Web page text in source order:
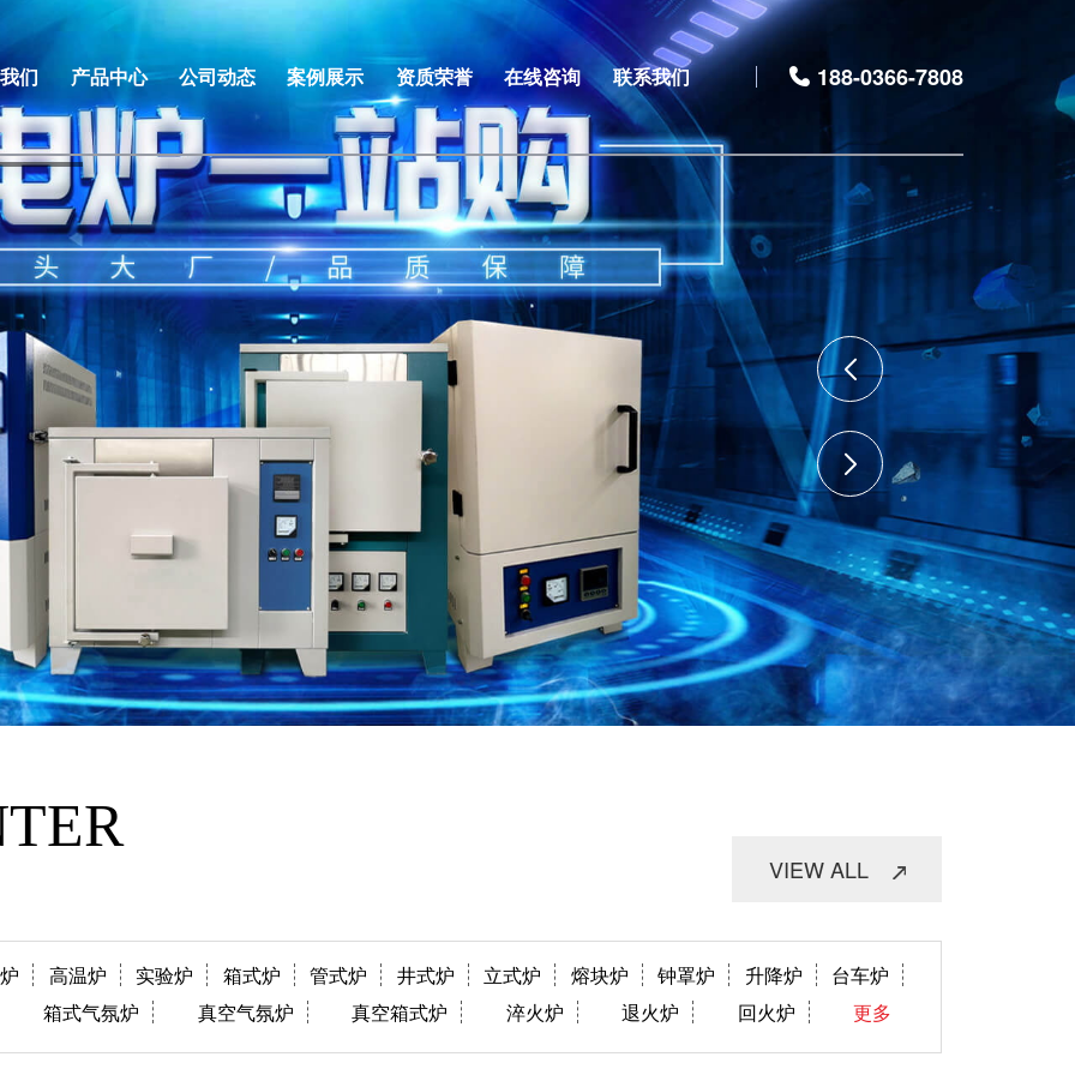
们 产品中心 公司动态 案例展示 资质荣誉 在线咨询 联系我们 188-0366-7808
VIEW ALL
高温炉 实验炉 箱式炉 管式炉 井式炉 立式炉 熔块炉 钟罩炉 升降炉
台车炉
箱式气氛炉
真空气氛炉 真空箱式炉 淬火炉 退火炉 回火炉 更多